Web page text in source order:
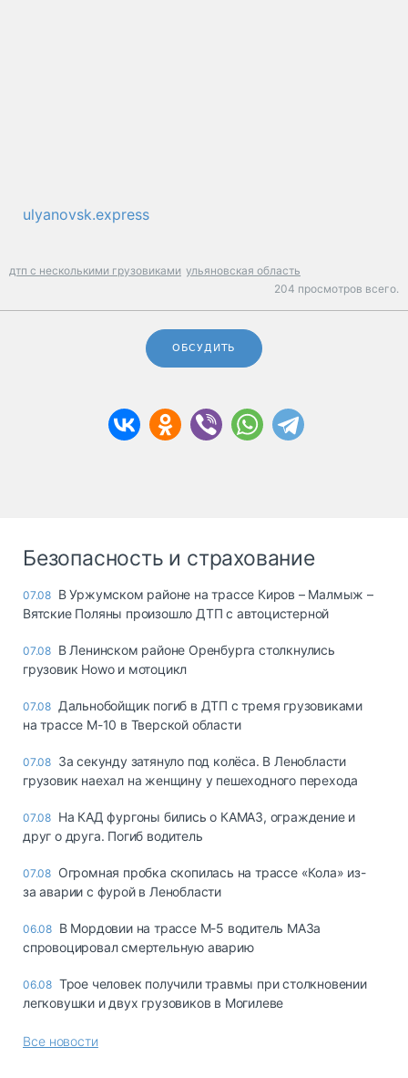
ulyanovsk.express
дтп с несколькими грузовиками ульяновская область
204 просмотров всего.
ОБСУДИТЬ
Безопасность и страхование
07.08 В Уржумском районе на трассе Киров – Малмыж –
Вятские Поляны произошло ДТП с автоцистерной
07.08 В Ленинском районе Оренбурга столкнулись
грузовик Howo и мотоцикл
07.08 Дальнобойщик погиб в ДТП с тремя грузовиками
на трассе М-10 в Тверской области
07.08 За секунду затянуло под колёса. В Ленобласти
грузовик наехал на женщину у пешеходного перехода
07.08 На КАД фургоны бились о КАМАЗ, ограждение и
друг о друга. Погиб водитель
07.08 Огромная пробка скопилась на трассе «Кола» из-
за аварии с фурой в Ленобласти
06.08 В Мордовии на трассе М-5 водитель МАЗа
спровоцировал смертельную аварию
06.08 Трое человек получили травмы при столкновении
легковушки и двух грузовиков в Могилеве
Все новости